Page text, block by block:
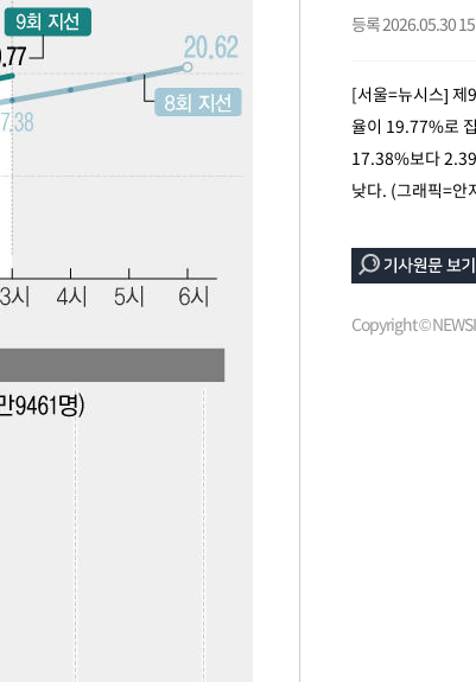
등록 2026.05.30
[서울=뉴시스] 제
율이 19.77%로
17.38%보다
낮다. (그래픽=안
Copyright ©